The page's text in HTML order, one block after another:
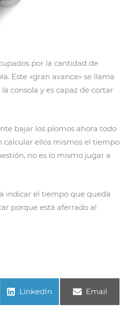
por la cantidad de
Este «gran avance» se llama
consola y es capaz de cortar
bajar los plomos ahora todo
calcular ellos mismos el tiempo
no es lo mismo jugar a
indicar el tiempo que queda
porque está aferrado al
Compartir
LinkedIn Compartir
Email